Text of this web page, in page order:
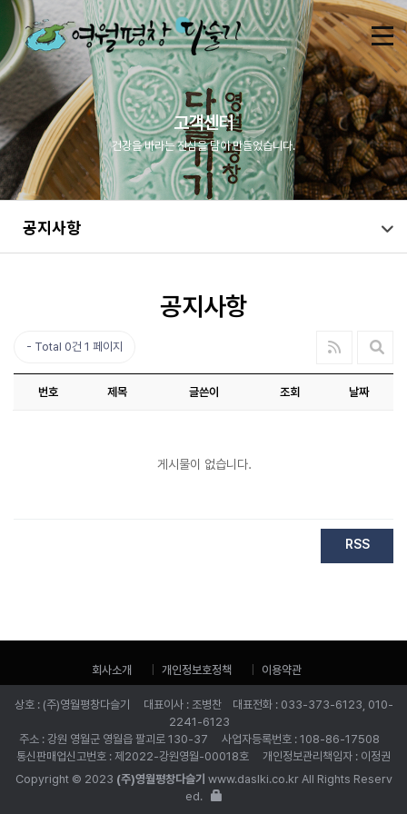
고객센터
건강을 바라는 진심을 담아 만들었습니다.
공지사항
공지사항
Total 0건 1 페이지
번호 제목 글쓴이 조회 날짜
게시물이 없습니다.
RSS
회사소개 개인정보호정책 이용약관
상호 : (주)영월평창다슬기 대표이사 : 조병찬 대표전화 : 033-373-6123, 010-
2241-6123
주소 : 강원 영월군 영월읍 팔괴로 130-37 사업자등록번호 : 108-86-17508
통신판매업신고번호 : 제2022-강원영월-00018호 개인정보관리책임자 : 이정권
Copyright © 2023 (주)영월평창다슬기 www.daslki.co.kr All Rights Reserv
ed.